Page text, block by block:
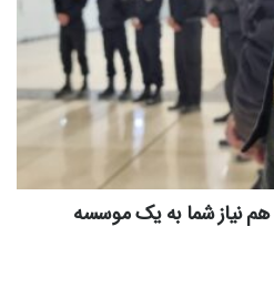
هم نیاز شما به یک موسسه